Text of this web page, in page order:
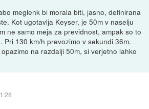
meglenk bi morala biti, jasno, definirana
Kot ugotavlja Keyser, je 50m v naselju
ne samo meja za previdnost, ampak so to
Pri 130 km/h prevozimo v sekundi 36m.
na razdalji 50m, si verjetno lahko